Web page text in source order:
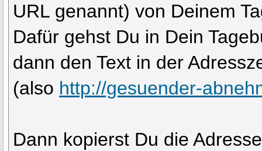
URL genannt) von Deinem
Dafür gehst Du in Dein
dann den Text in der
(also http://gesuender-
Dann kopierst Du die